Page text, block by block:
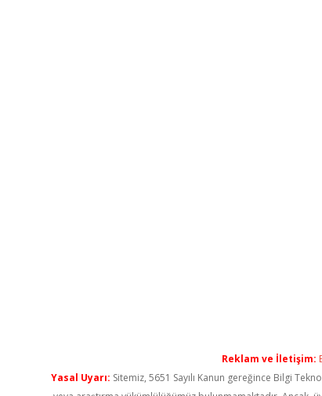
Reklam ve İletişim:
Yasal Uyarı: Sitemiz, 5651 Sayılı Kanun gereğince Bilgi